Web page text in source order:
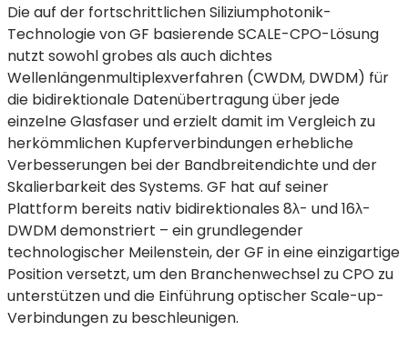
Die auf der fortschrittlichen Siliziumphotonik-
Technologie von GF basierende SCALE-CPO-Lösung
nutzt sowohl grobes als auch dichtes
Wellenlängenmultiplexverfahren (CWDM, DWDM) für
die bidirektionale Datenübertragung über jede
einzelne Glasfaser und erzielt damit im Vergleich zu
herkömmlichen Kupferverbindungen erhebliche
Verbesserungen bei der Bandbreitendichte und der
Skalierbarkeit des Systems. GF hat auf seiner
Plattform bereits nativ bidirektionales 8λ- und 16λ-
DWDM demonstriert – ein grundlegender
technologischer Meilenstein, der GF in eine einzigartige
Position versetzt, um den Branchenwechsel zu CPO zu
unterstützen und die Einführung optischer Scale-up-
Verbindungen zu beschleunigen.